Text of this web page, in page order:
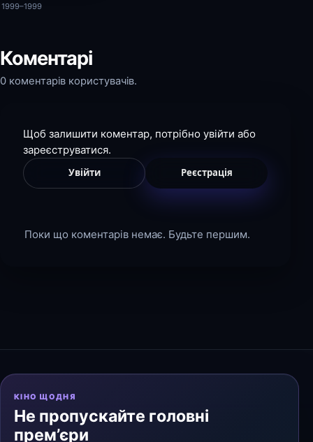
1999–1999
Коментарі
0 коментарів користувачів.
Щоб залишити коментар, потрібно увійти або
зареєструватися.
Увійти Реєстрація
Поки що коментарів немає. Будьте першим.
КІНО ЩОДНЯ
Не пропускайте головні
прем’єри